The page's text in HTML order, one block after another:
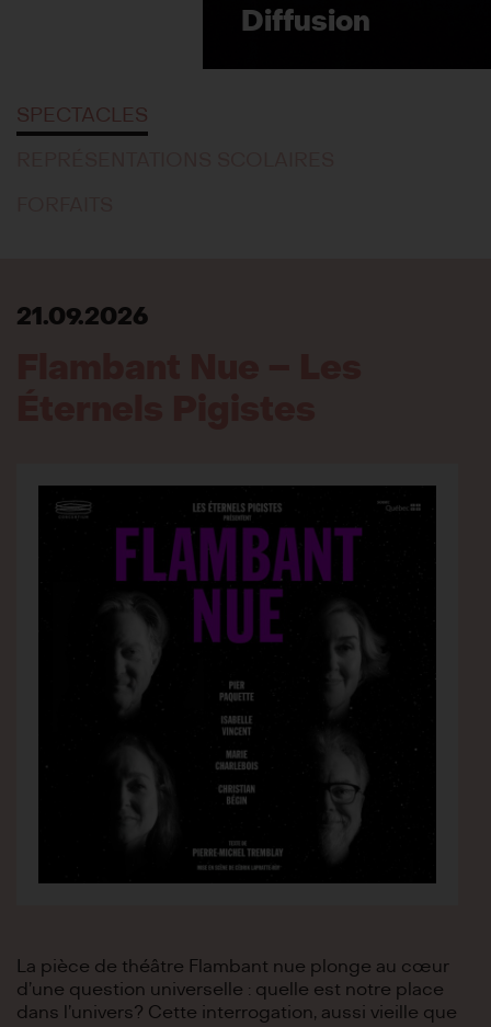
Diffusion
SPECTACLES
La pièce de théâtre Flambant nue plonge au cœur
d’une question universelle : quelle est notre place
dans l’univers? Cette interrogation, aussi vieille que
21.09.2026